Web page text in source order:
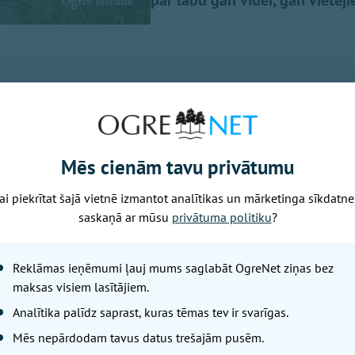
Bioloģiskās lauksaimniecības asociācijas (LBLA)
BIO TOP 500, kas publicēts nozares žurnāla
pēc Lauku atbalsta dienesta statistikas par
platībām, kas 2026. gadā pieteiktas atbalstam.
pārsniedz 40 % atzīmi
apsaimniekotās lauksaimniecības zemes platība
piektajai daļai no visas lauksaimniecībā
īpatsvars virs valsts vidējā rādītāja ir jau 19
% robežu pārkāpuši divi novadi - Madonas novads
Mēs cienām tavu privātumu
piekrītat šajā vietnē izmantot analītikas un mārketinga
saskaņā ar mūsu privātuma politiku?
Reklāmas ieņēmumi ļauj mums saglabāt OgreNet ziņas bez
maksas visiem lasītājiem.
Analītika palīdz saprast, kuras tēmas tev ir svarīgas.
Mēs nepārdodam tavus datus trešajām pusēm.